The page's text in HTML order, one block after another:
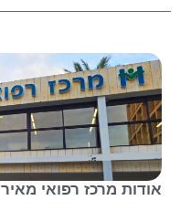
אודות מרכז רפואי מאיר